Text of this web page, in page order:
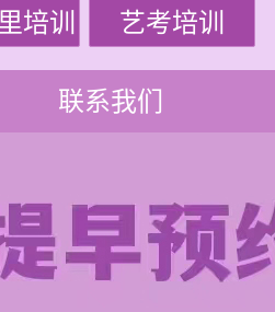
培训 艺考培训
联系我们